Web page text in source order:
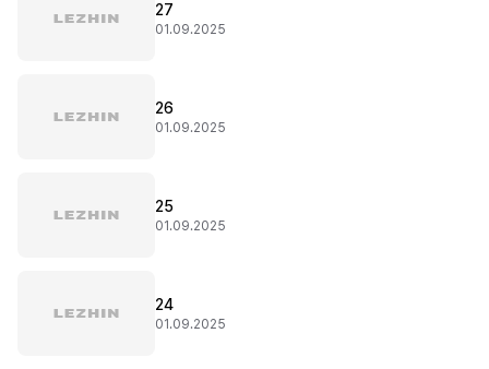
27
01.09.2025
26
01.09.2025
25
01.09.2025
24
01.09.2025